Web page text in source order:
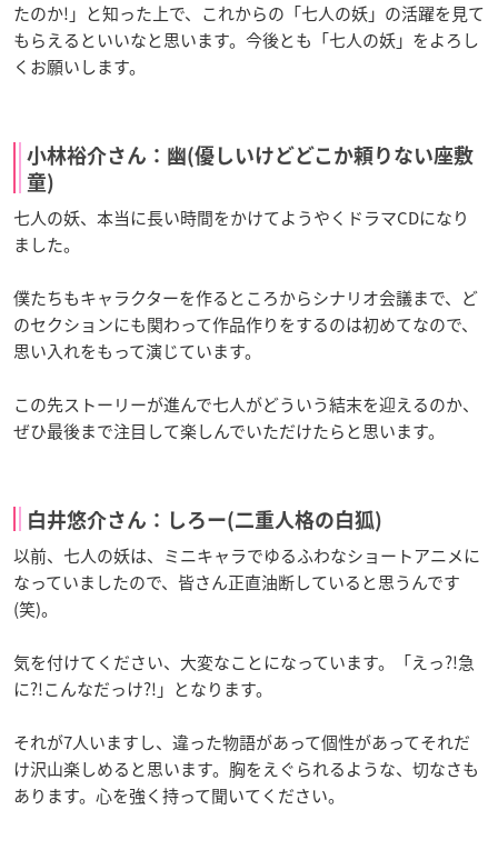
たのか!」と知った上で、これからの「七人の妖」の活躍を見て
もらえるといいなと思います。今後とも「七人の妖」をよろし
くお願いします。
小林裕介さん：幽(優しいけどどこか頼りない座敷
童)
七人の妖、本当に長い時間をかけてようやくドラマCDになり
ました。
僕たちもキャラクターを作るところからシナリオ会議まで、ど
のセクションにも関わって作品作りをするのは初めてなので、
思い入れをもって演じています。
この先ストーリーが進んで七人がどういう結末を迎えるのか、
ぜひ最後まで注目して楽しんでいただけたらと思います。
白井悠介さん：しろー(二重人格の白狐)
以前、七人の妖は、ミニキャラでゆるふわなショートアニメに
なっていましたので、皆さん正直油断していると思うんです
(笑)。
気を付けてください、大変なことになっています。「えっ?!急
に?!こんなだっけ?!」となります。
それが7人いますし、違った物語があって個性があってそれだ
け沢山楽しめると思います。胸をえぐられるような、切なさも
あります。心を強く持って聞いてください。